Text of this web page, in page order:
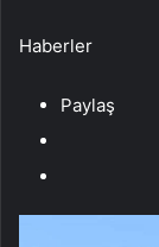
Haberler
Paylaş